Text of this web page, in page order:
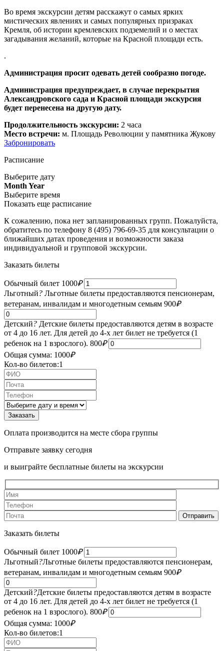
Во время экскурсии детям расскажут о самых ярких
мистических явлениях и самых популярных призраках
Кремля, об истории кремлевских подземелий и о местах
загадывания желаний, которые на Красной площади есть.
.
Администрация просит одевать детей сообразно погоде.
Администрация предупреждает, в случае перекрытия
Александровского сада и Красной площади экскурсия
будет перенесена на другую дату.
Продолжительность экскурсии: 2 часа
Место встречи: м. Площадь Революции у памятника Жукову
Забронировать
Расписание
Выберите дату
Month Year
Выберите время
Показать еще расписание
К сожалению, пока нет запланированных групп. Пожалуйста,
обратитесь по телефону 8 (495) 796-69-35 для консультации о
ближайших датах проведения и возможности заказа
индивидуальной и групповой экскурсии.
Заказать билеты
Обычный билет 1000₽
Льготный? Льготные билеты предоставляются пенсионерам,
ветеранам, инвалидам и многодетным семьям 900₽
Детский? Детские билеты предоставляются детям в возрасте
от 4 до 16 лет. Для детей до 4-х лет билет не требуется (1
ребенок на 1 взрослого). 800₽
Общая сумма: 1000₽
Кол-во билетов:1
Оплата производится на месте сбора группы
Отправьте заявку сегодня
и выиграйте бесплатные билеты на экскурсии
Заказать билеты
Обычный билет 1000₽
Льготный?Льготные билеты предоставляются пенсионерам,
ветеранам, инвалидам и многодетным семьям 900₽
Детский?Детские билеты предоставляются детям в возрасте
от 4 до 16 лет. Для детей до 4-х лет билет не требуется (1
ребенок на 1 взрослого). 800₽
Общая сумма: 1000₽
Кол-во билетов:1